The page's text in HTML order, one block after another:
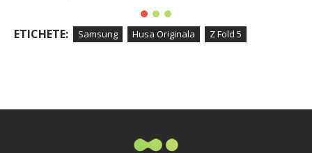
ETICHETE: Samsung Husa Originala Z Fold 5